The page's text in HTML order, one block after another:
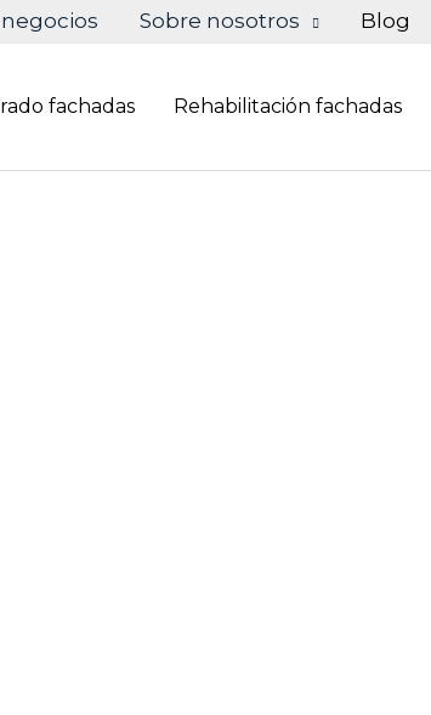
Sobre nosotros Blog
fachadas Rehabilitación fachadas